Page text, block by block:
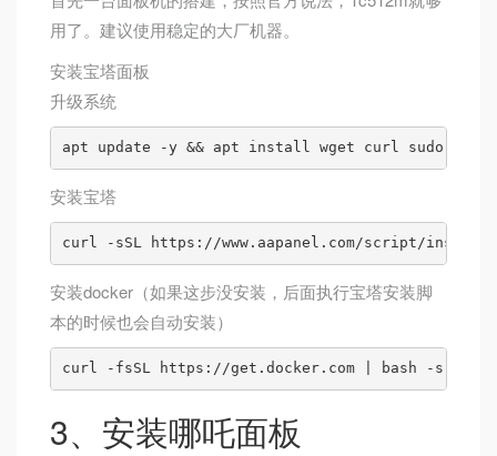
用了。建议使用稳定的大厂机器。
安装宝塔面板
升级系统
apt update -y && apt install wget curl sudo
安装宝塔
curl -sSL https://www.aapanel.com/script/
安装docker（如果这步没安装，后面执行宝塔安装脚
本的时候也会自动安装）
curl -fsSL https://get.docker.com | bash -s
3、安装哪吒面板